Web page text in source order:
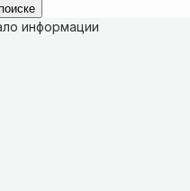
информации